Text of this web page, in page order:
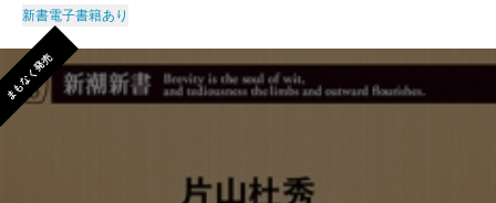
新書電子書籍あり
まもなく発売